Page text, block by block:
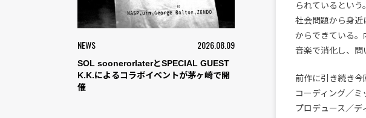
NEWS 2026.08.09
SOL soonerorlaterとSPECIAL GUEST
K.K.によるコラボイベントが茅ヶ崎で開
催
られているとい
社会問題から身近
からできている。
音楽で消化し、問
前作に引き続き
コーディング／ミ
プロデュース／デ